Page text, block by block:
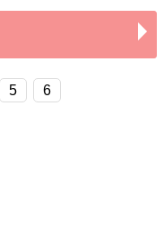
5 6